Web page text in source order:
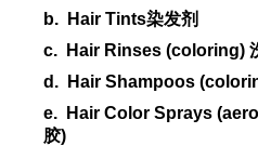
b. Hair Tints染发剂
c.
Hair Rinses (coloring)
d.
Hair Shampoos
e.
Hair Color Sprays
胶)